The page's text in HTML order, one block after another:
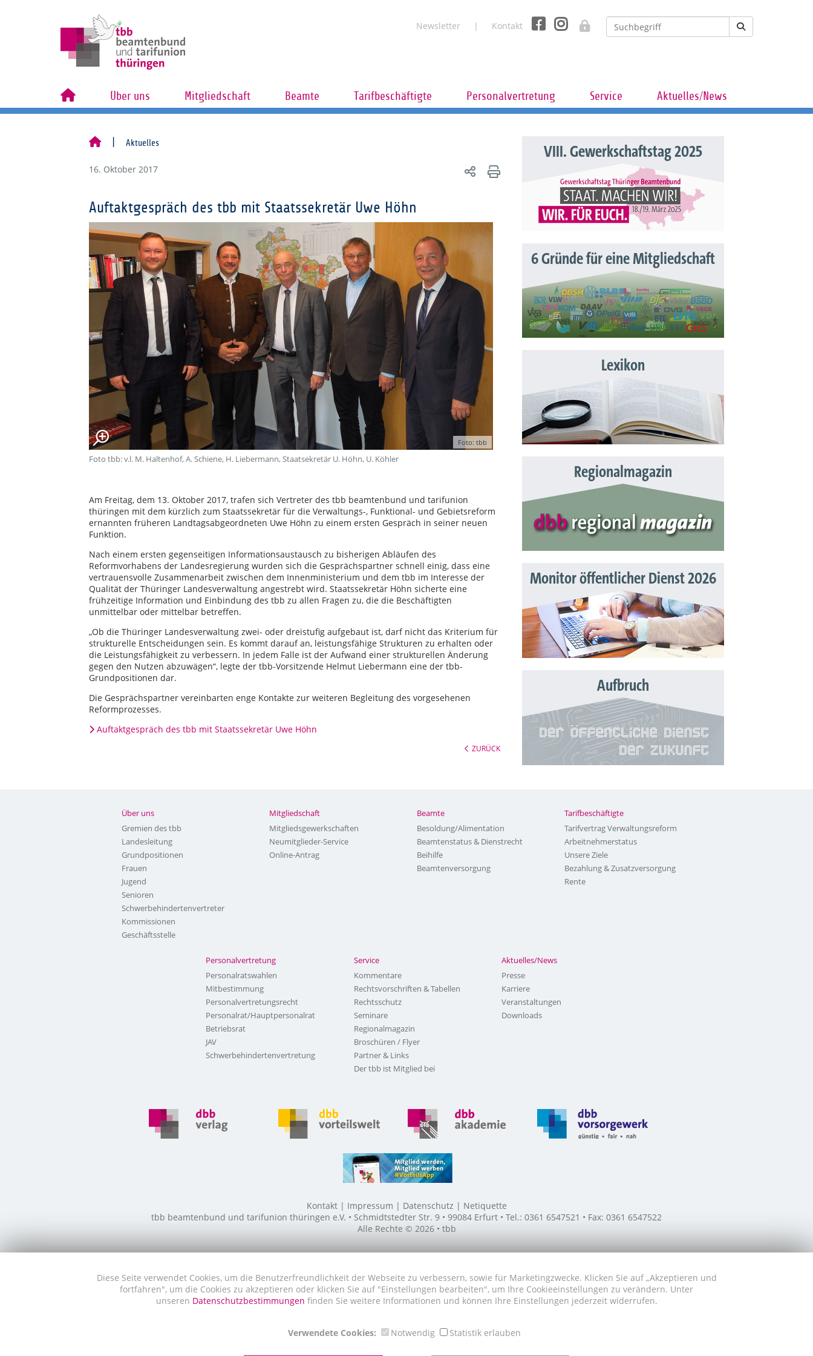
Newsletter Kontakt
Über uns Mitgliedschaft Beamte Tarifbeschäftigte Personalvertretung Service Aktuelles/News
Aktuelles
16. Oktober 2017
Auftaktgespräch des tbb mit Staatssekretär Uwe Höhn
Foto: tbb
Foto tbb: v.l. M. Haltenhof, A. Schiene, H. Liebermann, Staatsekretär U. Höhn, U. Köhler
Am Freitag, dem 13. Oktober 2017, trafen sich Vertreter des tbb beamtenbund und tarifunion
thüringen mit dem kürzlich zum Staatssekretär für die Verwaltungs-, Funktional- und Gebietsreform
ernannten früheren Landtagsabgeordneten Uwe Höhn zu einem ersten Gespräch in seiner neuen
Funktion.
Nach einem ersten gegenseitigen Informationsaustausch zu bisherigen Abläufen des
Reformvorhabens der Landesregierung wurden sich die Gesprächspartner schnell einig, dass eine
vertrauensvolle Zusammenarbeit zwischen dem Innenministerium und dem tbb im Interesse der
Qualität der Thüringer Landesverwaltung angestrebt wird. Staatssekretär Höhn sicherte eine
frühzeitige Information und Einbindung des tbb zu allen Fragen zu, die die Beschäftigten
unmittelbar oder mittelbar betreffen.
„Ob die Thüringer Landesverwaltung zwei- oder dreistufig aufgebaut ist, darf nicht das Kriterium für
strukturelle Entscheidungen sein. Es kommt darauf an, leistungsfähige Strukturen zu erhalten oder
die Leistungsfähigkeit zu verbessern. In jedem Falle ist der Aufwand einer strukturellen Änderung
gegen den Nutzen abzuwägen“, legte der tbb-Vorsitzende Helmut Liebermann eine der tbb-
Grundpositionen dar.
Die Gesprächspartner vereinbarten enge Kontakte zur weiteren Begleitung des vorgesehenen
Reformprozesses.
Auftaktgespräch des tbb mit Staatssekretär Uwe Höhn
ZURÜCK
VIII. Gewerkschaftstag 2025
6 Gründe für eine Mitgliedschaft
Lexikon
Regionalmagazin
Monitor öffentlicher Dienst 2026
Aufbruch
Über uns
Gremien des tbb
Landesleitung
Grundpositionen
Frauen
Jugend
Senioren
Schwerbehindertenvertreter
Kommissionen
Geschäftsstelle
Mitgliedschaft
Mitgliedsgewerkschaften
Neumitglieder-Service
Online-Antrag
Beamte
Besoldung/Alimentation
Beamtenstatus & Dienstrecht
Beihilfe
Beamtenversorgung
Tarifbeschäftigte
Tarifvertrag Verwaltungsreform
Arbeitnehmerstatus
Unsere Ziele
Bezahlung & Zusatzversorgung
Rente
Personalvertretung
Personalratswahlen
Mitbestimmung
Personalvertretungsrecht
Personalrat/Hauptpersonalrat
Betriebsrat
JAV
Schwerbehindertenvertretung
Service
Kommentare
Rechtsvorschriften & Tabellen
Rechtsschutz
Seminare
Regionalmagazin
Broschüren / Flyer
Partner & Links
Der tbb ist Mitglied bei
Aktuelles/News
Presse
Karriere
Veranstaltungen
Downloads
Kontakt Impressum Datenschutz
Netiquette
tbb beamtenbund und tarifunion thüringen e.V. • Schmidtstedter Str. 9 • 99084 Erfurt • Tel.: 0361 6547521 • Fax: 0361 6547522
Alle Rechte © 2026 • tbb
Diese Seite verwendet Cookies, um die Benutzerfreundlichkeit der Webseite zu verbessern, sowie für Marketingzwecke. Klicken Sie auf „Akzeptieren und
fortfahren", um die Cookies zu akzeptieren oder klicken Sie auf "Einstellungen bearbeiten", um Ihre Cookieeinstellungen zu verändern. Unter
unseren Datenschutzbestimmungen finden Sie weitere Informationen und können Ihre Einstellungen jederzeit widerrufen.
Verwendete Cookies: Notwendig Statistik erlauben